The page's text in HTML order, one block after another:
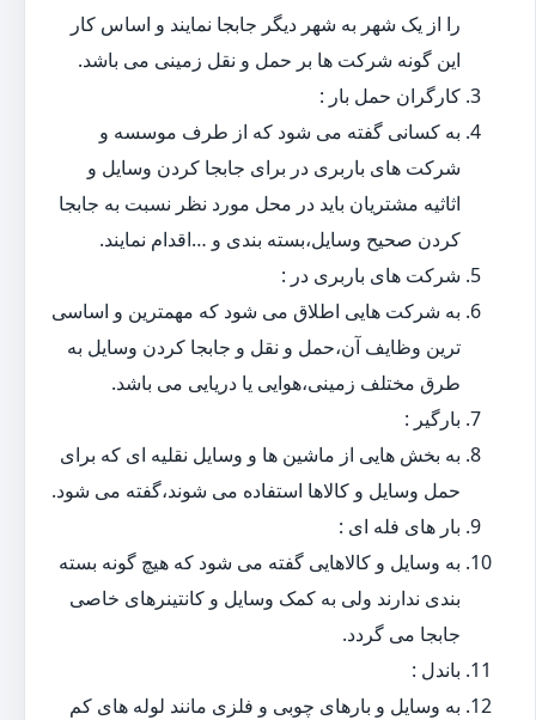
را از یک شهر به شهر دیگر جابجا نمایند و اساس کار
این گونه شرکت ها بر حمل و نقل زمینی می باشد.
کارگران حمل بار :
به کسانی گفته می شود که از طرف موسسه و
شرکت های باربری در برای جابجا کردن وسایل و
اثاثیه مشتریان باید در محل مورد نظر نسبت به جابجا
کردن صحیح وسایل،بسته بندی و …اقدام نمایند.
شرکت های باربری در :
به شرکت هایی اطلاق می شود که مهمترین و اساسی
ترین وظایف آن،حمل و نقل و جابجا کردن وسایل به
طرق مختلف زمینی،هوایی یا دریایی می باشد.
بارگیر :
به بخش هایی از ماشین ها و وسایل نقلیه ای که برای
حمل وسایل و کالاها استفاده می شوند،گفته می شود.
بار های فله ای :
به وسایل و کالاهایی گفته می شود که هیچ گونه بسته
بندی ندارند ولی به کمک وسایل و کانتینرهای خاصی
جابجا می گردد.
باندل :
به وسایل و بارهای چوبی و فلزی مانند لوله های کم